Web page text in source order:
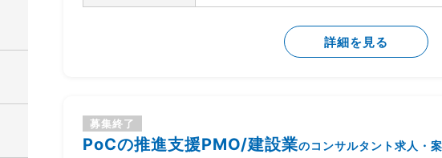
・開発フェーズ：要件定義
・システム要件定義を構成する成果物作成
・原価管理/購買
詳細を見る
募集終了
PoCの推進支援PMO/建設業のコンサルタント求人・